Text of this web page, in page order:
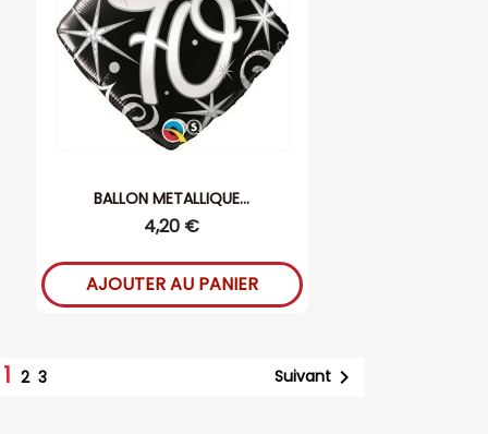
BALLON METALLIQUE...
4,20 €
AJOUTER AU PANIER
123 Suivant